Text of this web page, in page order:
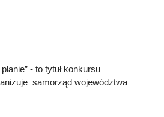
- to tytuł konkursu
samorząd województwa